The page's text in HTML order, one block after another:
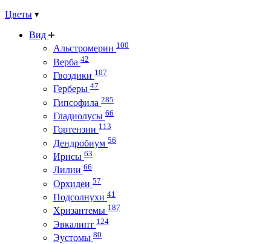
Цветы
Вид
Альстромерии 100
Верба 42
Гвоздики 107
Герберы 47
Гипсофила 285
Гладиолусы 66
Гортензии 113
Дендробиум 56
Ирисы 63
Лилии 66
Орхидеи 57
Подсолнухи 41
Хризантемы 187
Эвкалипт 124
Эустомы 80